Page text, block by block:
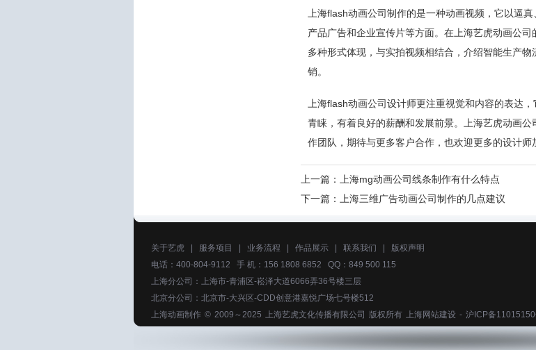
上海flash动画公司制作的是一种动画视频，它以逼
产品广告和企业宣传片等方面。在上海艺虎动画公司
多种形式体现，与实拍视频相结合，介绍智能生产
销。
上海flash动画公司设计师更注重视觉和内容的表达
青睐，有着良好的薪酬和发展前景。上海艺虎动画
作团队，期待与更多客户合作，也欢迎更多的设计师
上一篇：
上海mg动画公司线条制作有什么特点
下一篇：
上海三维广告动画公司制作的几点建议
关于艺虎 服务项目 业务流程 作品展示 联系我们
版权声明
电话：400-804-9112 手 机：156 1808 6852 QQ：849 500 115
上海分公司：上海市-青浦区-崧泽大道6066弄36号楼三层
北京分公司：北京市-大兴区-CDD创意港嘉悦广场七号楼512
上海动画制作 © 2009～2025 上海艺虎文化传播有限公司 版权所有 上海网站建设 - 沪ICP备